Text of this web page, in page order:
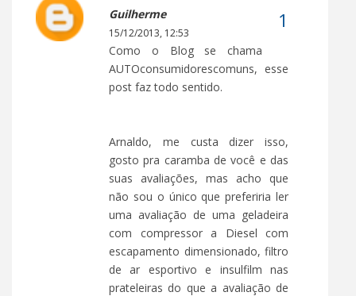
Guilherme
15/12/2013, 12:53
Como o Blog se chama
AUTOconsumidorescomuns, esse
post faz todo sentido.
Arnaldo, me custa dizer isso,
gosto pra caramba de você e das
suas avaliações, mas acho que
não sou o único que preferiria ler
uma avaliação de uma geladeira
com compressor a Diesel com
escapamento dimensionado, filtro
de ar esportivo e insulfilm nas
prateleiras do que a avaliação de